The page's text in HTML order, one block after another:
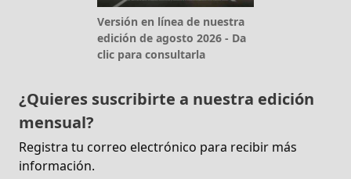
Versión en línea de nuestra
edición de agosto 2026 - Da
clic para consultarla
¿Quieres suscribirte a nuestra edición
mensual?
Registra tu correo electrónico para recibir más
información.